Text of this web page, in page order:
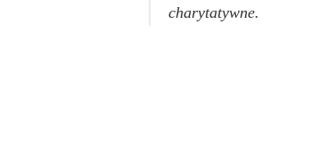
charytatywne.